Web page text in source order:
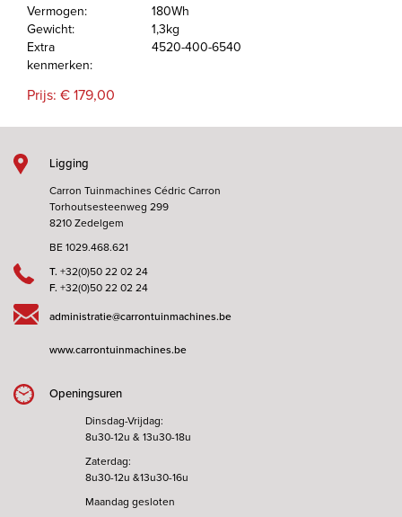
Vermogen:
180Wh
Gewicht:
1,3kg
Extra
kenmerken:
4520-400-6540
Prijs: € 179,00
Ligging
Carron Tuinmachines Cédric Carron
Torhoutsesteenweg 299
8210 Zedelgem
BE 1029.468.621
T. +32(0)50 22 02 24
F. +32(0)50 22 02 24
administratie@carrontuinmachines.be
www.carrontuinmachines.be
Openingsuren
Dinsdag-Vrijdag:
8u30-12u & 13u30-18u
Zaterdag:
8u30-12u &13u30-16u
Maandag gesloten